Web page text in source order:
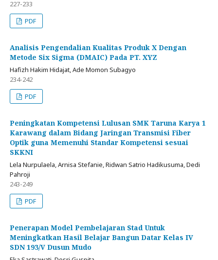
227-233
PDF
Analisis Pengendalian Kualitas Produk X Dengan
Metode Six Sigma (DMAIC) Pada PT. XYZ
Hafizh Hakim Hidajat, Ade Momon Subagyo
234-242
PDF
Peningkatan Kompetensi Lulusan SMK Taruna Karya 1
Karawang dalam Bidang Jaringan Transmisi Fiber
Optik guna Memenuhi Standar Kompetensi sesuai
SKKNI
Lela Nurpulaela, Arnisa Stefanie, Ridwan Satrio Hadikusuma, Dedi
Pahroji
243-249
PDF
Penerapan Model Pembelajaran Stad Untuk
Meningkatkan Hasil Belajar Bangun Datar Kelas IV
SDN 193/V Dusun Mudo